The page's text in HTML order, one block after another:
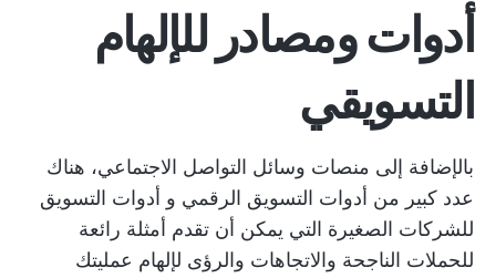
أدوات ومصادر للإلهام
التسويقي
بالإضافة إلى منصات وسائل التواصل الاجتماعي، هناك
عدد كبير من أدوات التسويق الرقمي و أدوات التسويق
للشركات الصغيرة التي يمكن أن تقدم أمثلة رائعة
للحملات الناجحة والاتجاهات والرؤى لإلهام عمليتك